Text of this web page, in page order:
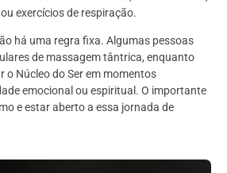
exercícios de respiração.
há uma regra fixa. Algumas pessoas
de massagem tântrica, enquanto
Núcleo do Ser em momentos
emocional ou espiritual. O importante
e estar aberto a essa jornada de